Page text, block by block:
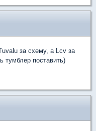
за схему, а Lcv за
тумблер поставить)